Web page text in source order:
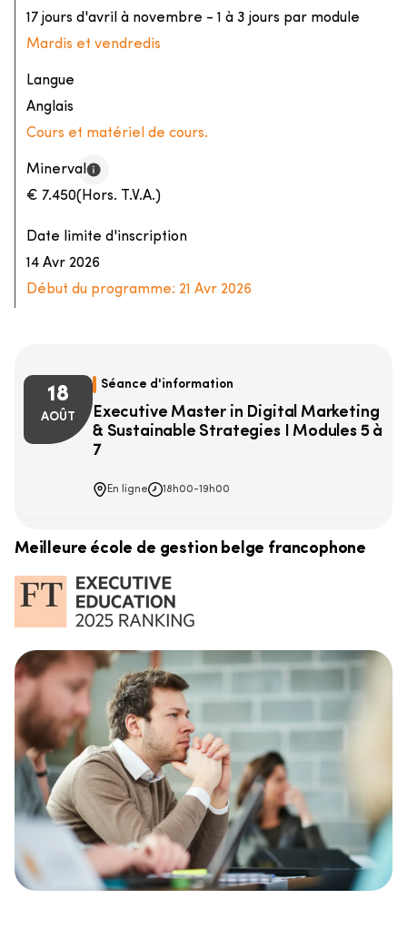
17 jours d'avril à novembre - 1 à 3 jours par module
Mardis et vendredis
Langue
Anglais
Cours et matériel de cours.
Minerval
€ 7.450(Hors. T.V.A.)
Date limite d'inscription
14 Avr 2026
Début du programme: 21 Avr 2026
18
AOÛT
Séance d'information
Executive Master in Digital Marketing
& Sustainable Strategies I Modules 5 à
7
En ligne 18h00-19h00
Meilleure école de gestion belge francophone